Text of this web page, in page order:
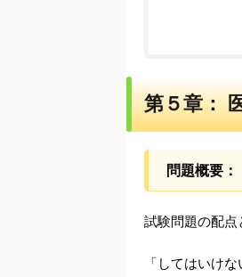
第５章：
問題概要：
試験問題の配点
「してはいけ